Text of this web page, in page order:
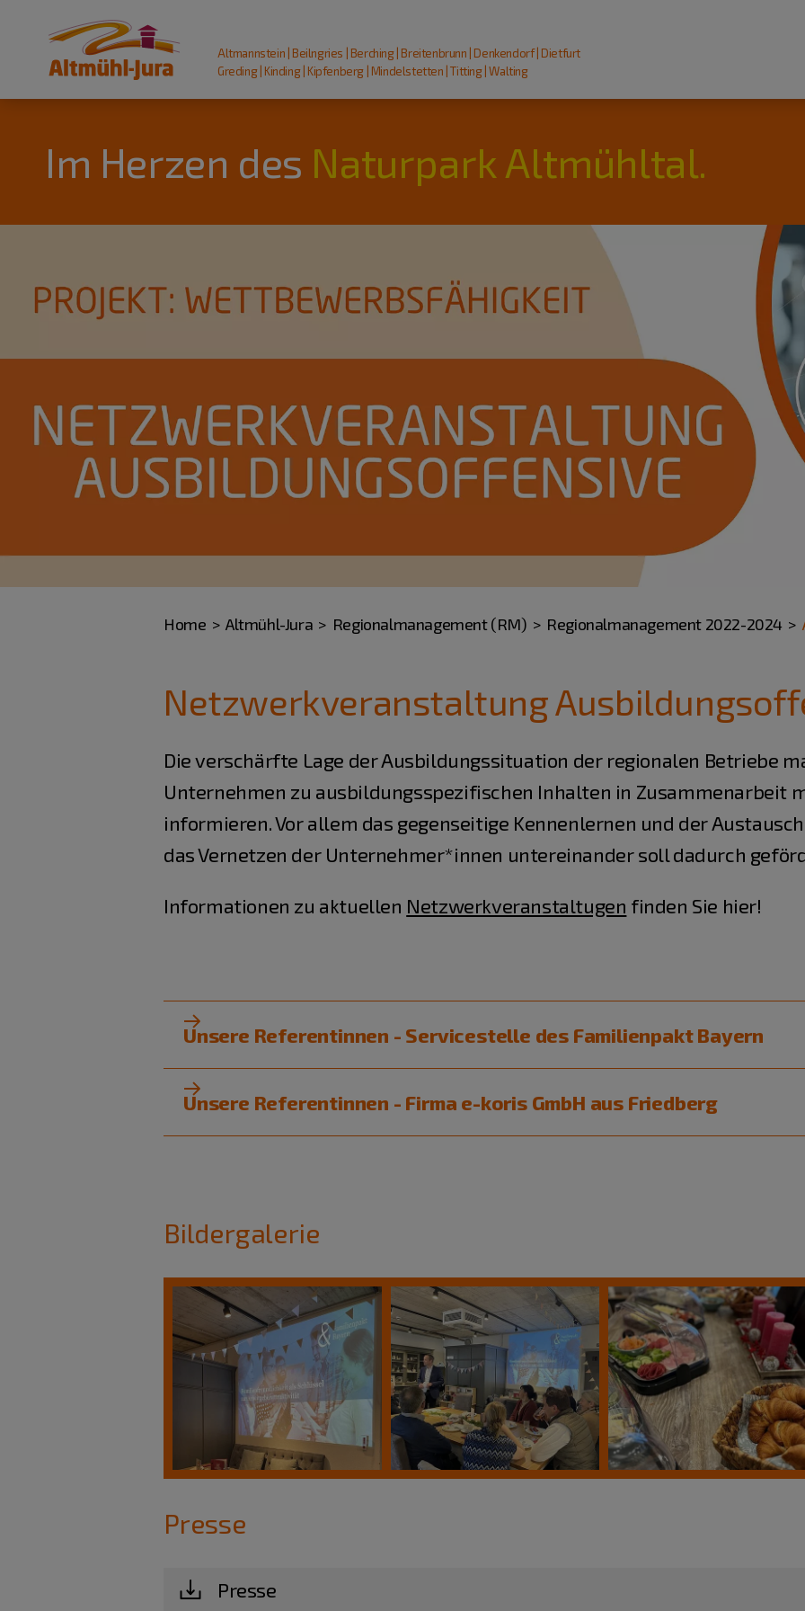
Altmannstein | Beilngries | Berching | Breitenbrunn | Denkendorf | Dietfurt
Greding | Kinding | Kipfenberg | Mindelstetten | Titting | Walting
Im Herzen des Naturpark Altmühltal.
Home Altmühl-Jura Regionalmanagement (RM) Regionalmanagement 2022-2024
Netzwerkveranstaltung
Die verschärfte Lage der Ausbildungssituation der regionalen Betriebe
Unternehmen zu ausbildungsspezifischen Inhalten in Zusammenarbeit
informieren. Vor allem das gegenseitige Kennenlernen und der
das Vernetzen der Unternehmer*innen untereinander soll dadurch
Informationen zu aktuellen Netzwerkveranstaltugen finden Sie hier!
Unsere Referentinnen - Servicestelle des Familienpakt Bayern
Unsere Referentinnen - Firma e-koris GmbH aus Friedberg
Bildergalerie
Presse
Presse